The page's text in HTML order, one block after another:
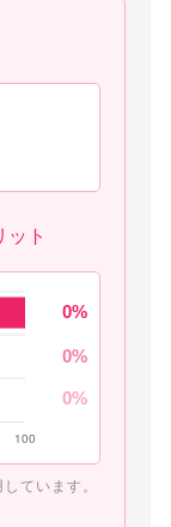
ット
0
0
0
ています。